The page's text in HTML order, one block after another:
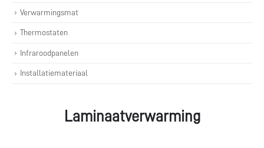
Verwarmingsmat
Thermostaten
Infraroodpanelen
Installatiemateriaal
Laminaatverwarming